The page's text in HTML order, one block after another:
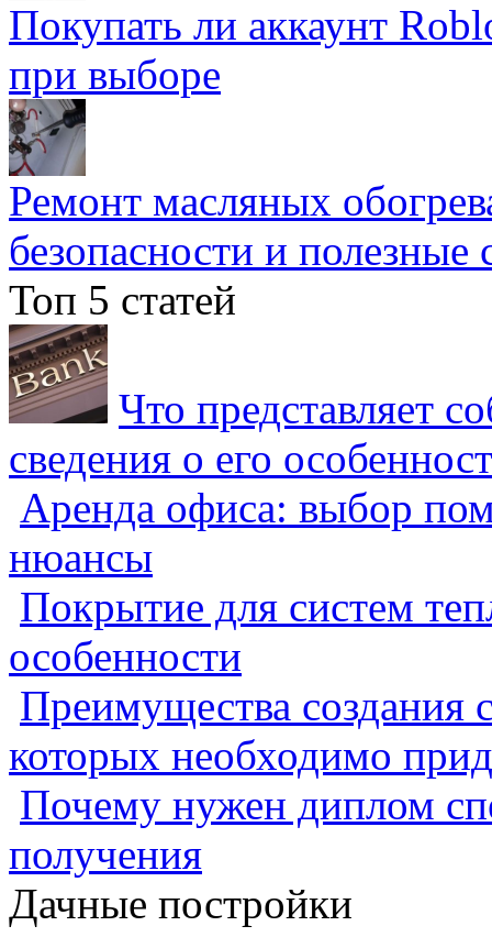
Покупать ли аккаунт
при выборе
Ремонт масляных
безопасности и полезные
Топ 5 статей
Что представляет
сведения о его
Аренда офиса: выбор
нюансы
Покрытие для систем
особенности
Преимущества создания
которых необходимо
Почему нужен диплом
получения
Дачные постройки